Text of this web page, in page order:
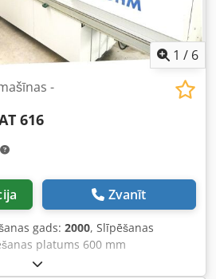
1 / 6
-
616
Zvanīt
gads: 2000, Slīpēšanas
platums 600 mm
500 mm Kopējais